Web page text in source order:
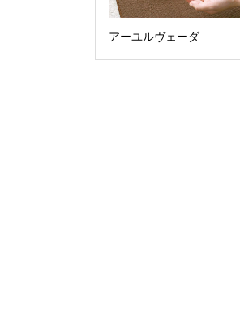
アーユルヴェーダ